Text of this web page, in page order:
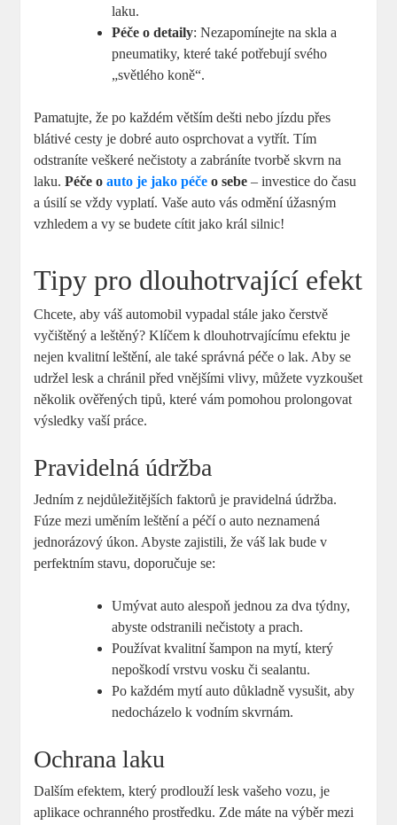
laku.
Péče o detaily: Nezapomínejte na skla a
pneumatiky, které také potřebují svého
„světlého koně“.
Pamatujte, že po každém větším dešti nebo jízdu přes
blátivé cesty je dobré auto osprchovat a vytřít. Tím
odstraníte veškeré nečistoty a zabráníte tvorbě skvrn na
laku.Péče oauto je jako péče o sebe – investice do času
a úsilí se vždy vyplatí. Vaše auto vás odmění úžasným
vzhledem a vy se budete cítit jako král silnic!
Tipy pro dlouhotrvající efekt
Chcete, aby váš automobil vypadal stále jako čerstvě
vyčištěný a leštěný? Klíčem k dlouhotrvajícímu efektu je
nejen kvalitní leštění, ale také správná péče o lak. Aby se
udržel lesk a chránil před vnějšími vlivy, můžete vyzkoušet
několik ověřených tipů, které vám pomohou prolongovat
výsledky vaší práce.
Pravidelná údržba
Jedním z nejdůležitějších faktorů je pravidelná údržba.
Fúze mezi uměním leštění a péčí o auto neznamená
jednorázový úkon. Abyste zajistili, že váš lak bude v
perfektním stavu, doporučuje se:
Umývat auto alespoň jednou za dva týdny,
abyste odstranili nečistoty a prach.
Používat kvalitní šampon na mytí, který
nepoškodí vrstvu vosku či sealantu.
Po každém mytí auto důkladně vysušit, aby
nedocházelo k vodním skvrnám.
Ochrana laku
Dalším efektem, který prodlouží lesk vašeho vozu, je
aplikace ochranného prostředku. Zde máte na výběr mezi